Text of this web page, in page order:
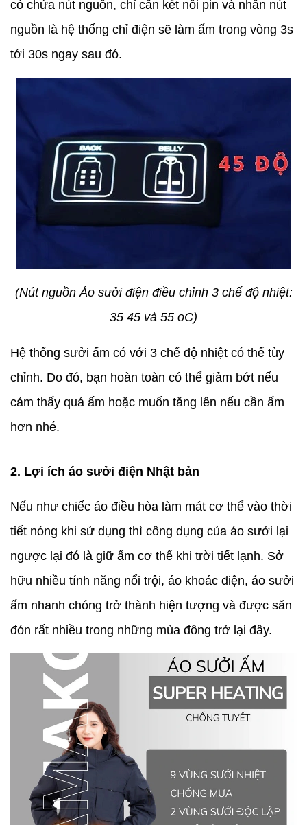
có chứa nút nguồn, chỉ cần kết nối pin và nhấn nút
nguồn là hệ thống chỉ điện sẽ làm ấm trong vòng 3s
tới 30s ngay sau đó.
(Nút nguồn Áo sưởi điện điều chỉnh 3 chế độ nhiệt:
35 45 và 55 oC)
Hệ thống sưởi ấm có với 3 chế độ nhiệt có thể tùy
chỉnh. Do đó, bạn hoàn toàn có thể giảm bớt nếu
cảm thấy quá ấm hoặc muốn tăng lên nếu cần ấm
hơn nhé.
2. Lợi ích áo sưởi điện Nhật bản
Nếu như chiếc áo điều hòa làm mát cơ thể vào thời
tiết nóng khi sử dụng thì công dụng của áo sưởi lại
ngược lại đó là giữ ấm cơ thể khi trời tiết lạnh. Sở
hữu nhiều tính năng nổi trội, áo khoác điện, áo sưởi
ấm nhanh chóng trở thành hiện tượng và được săn
đón rất nhiều trong những mùa đông trở lại đây.